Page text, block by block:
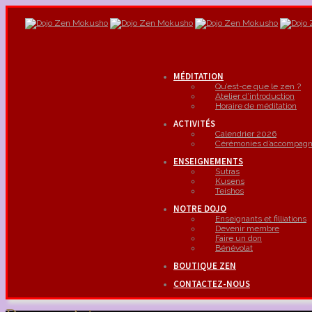
MÉDITATION
Qu’est-ce que le zen ?
Atelier d’introduction
Horaire de méditation
ACTIVITÉS
Calendrier 2026
Cérémonies
ENSEIGNEMENTS
Sutras
Kusens
Teishos
NOTRE DOJO
Enseignants et filliations
Devenir membre
Faire un don
Bénévolat
BOUTIQUE ZEN
CONTACTEZ-NOUS